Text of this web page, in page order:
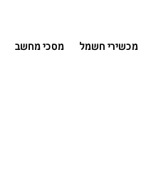
מכשירי חשמל מסכי מחשב